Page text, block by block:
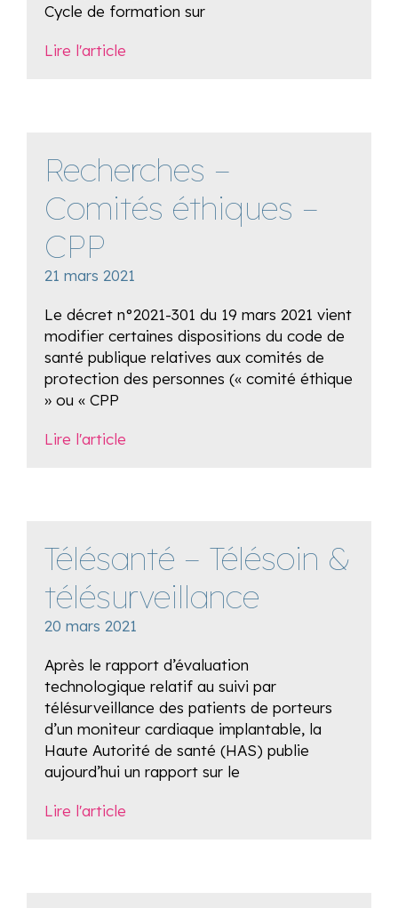
Cycle de formation sur
Lire l'article
Recherches –
Comités éthiques –
CPP
21 mars 2021
Le décret n°2021-301 du 19 mars 2021 vient
modifier certaines dispositions du code de
santé publique relatives aux comités de
protection des personnes (« comité éthique
» ou « CPP
Lire l'article
Télésanté – Télésoin &
télésurveillance
20 mars 2021
Après le rapport d’évaluation
technologique relatif au suivi par
télésurveillance des patients de porteurs
d’un moniteur cardiaque implantable, la
Haute Autorité de santé (HAS) publie
aujourd’hui un rapport sur le
Lire l'article